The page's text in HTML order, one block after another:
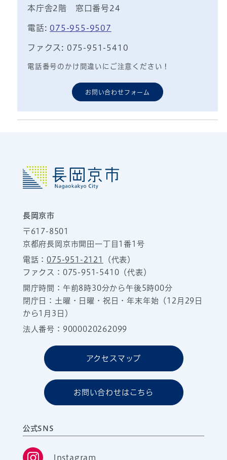
本庁舎2階 窓口番号24
電話: 075-955-9507
ファクス: 075-951-5410
電話番号のかけ間違いにご注意ください！
お問い合わせフォーム
長岡京市
〒617-8501
京都府長岡京市開田一丁目1番1号
電話：075-951-2121
（代表）
ファクス：075-951-5410（代表）
開庁時間：午前8時30分から午後5時00分
閉庁日：土曜・日曜・祝日・年末年始（12月29日
から1月3日）
法人番号：9000020262099
アクセスマップ
お問い合わせはこちら
公式SNS
Instagram